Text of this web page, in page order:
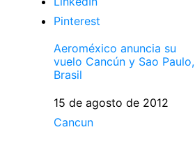
Pinterest
Aeroméxico anuncia su
vuelo Cancún y Sao Paulo,
Brasil
Fecha
15 de agosto de 2012
Respecto a
Cancun